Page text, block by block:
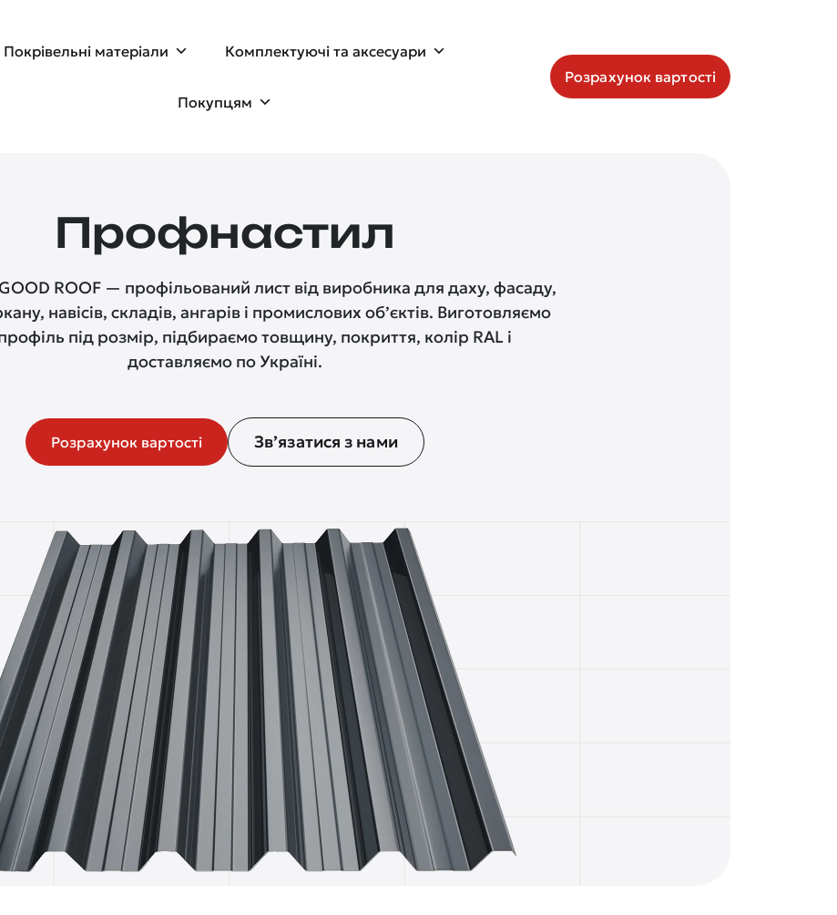
Покрівельні матеріали Комплектуючі та аксесуари
Покупцям
Розрахунок вартості
Профнастил
ROOF — профільований лист від виробника для даху, фасаду,
навісів, складів, ангарів і промислових об’єктів. Виготовляємо
під розмір, підбираємо товщину, покриття, колір RAL і
доставляємо по Україні.
Розрахунок вартості Зв’язатися з нами